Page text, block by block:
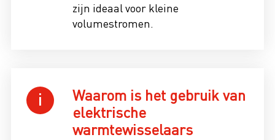
zijn ideaal voor kleine
volumestromen.
Waarom is het gebruik van
elektrische
warmtewisselaars